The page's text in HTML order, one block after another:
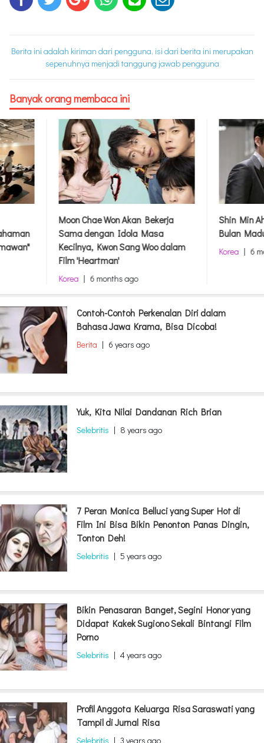
Berita ini adalah kiriman dari pengguna, isi dari berita ini merupakan
sepenuhnya menjadi tanggung jawab pengguna
Banyak orang membaca ini
Moon Chae Won Akan Bekerja
Sama dengan Idola Masa
Kecilnya, Kwon Sang Woo dalam
Film 'Heartman'
Korea | 6 months ago
Shin Min
Bulan
Korea | 6
Contoh-Contoh Perkenalan Diri dalam
Bahasa Jawa Krama, Bisa Dicoba!
Berita | 6 years ago
Yuk, Kita Nilai Dandanan Rich Brian
Selebritis | 8 years ago
7 Peran Monica Belluci yang Super Hot di
Film Ini Bisa Bikin Penonton Panas Dingin,
Tonton Deh!
Selebritis | 5 years ago
Bikin Penasaran Banget, Segini Honor yang
Didapat Kakek Sugiono Sekali Bintangi Film
Porno
Selebritis | 4 years ago
Profil Anggota Keluarga Risa Saraswati yang
Tampil di Jurnal Risa
Selebritis | 3 years ago